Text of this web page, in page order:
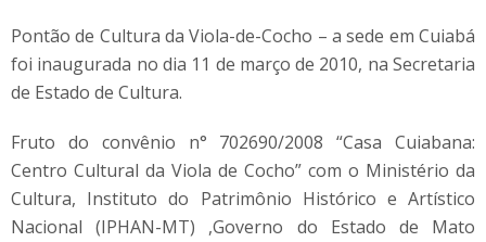
Pontão de Cultura da Viola-de-Cocho – a sede em Cuiabá
foi inaugurada no dia 11 de março de 2010, na Secretaria
de Estado de Cultura.
Fruto do convênio n° 702690/2008 “Casa Cuiabana:
Centro Cultural da Viola de Cocho” com o Ministério da
Cultura, Instituto do Patrimônio Histórico e Artístico
Nacional (IPHAN-MT) ,Governo do Estado de Mato